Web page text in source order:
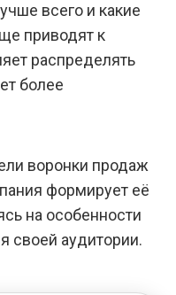
всего и какие
приводят к
распределять
более
воронки продаж
формирует её
на особенности
своей аудитории.